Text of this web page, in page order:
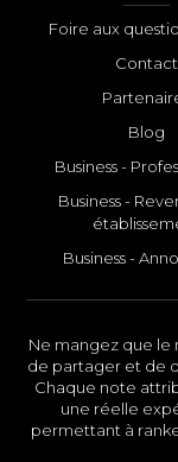
Foire aux
Contact
Blog
Business -
Business -
Business -
Ne mangez que le
de partager et de
Chaque note
une réelle
permettant à